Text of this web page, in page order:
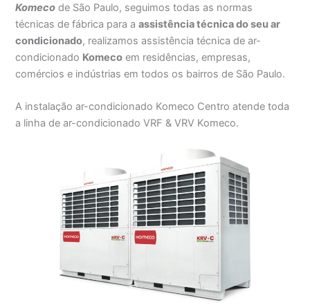
Komeco de São Paulo, seguimos todas as normas
técnicas de fábrica para aassistência técnica do seu ar
condicionado, realizamos assistência técnica de ar-
condicionado Komeco em residências, empresas,
comércios e indústrias em todos os bairros de São Paulo.
A instalação ar-condicionado Komeco Centro atende toda
a linha de ar-condicionado VRF & VRV Komeco.